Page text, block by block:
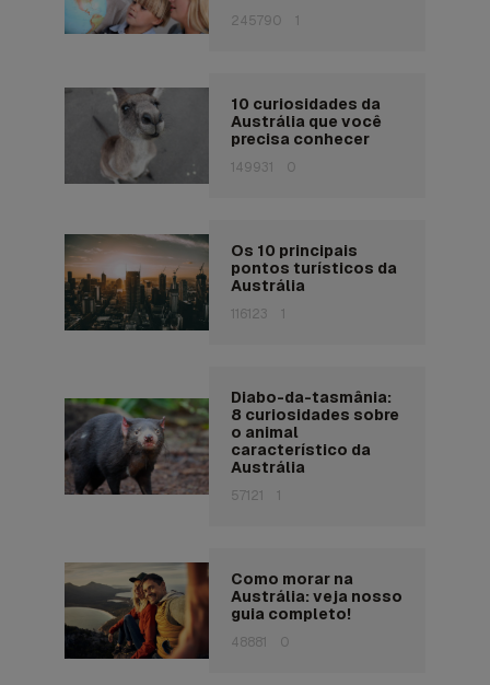
245790 1
10 curiosidades da
Austrália que você
precisa conhecer
149931 0
Os 10 principais
pontos turísticos da
Austrália
116123 1
Diabo-da-tasmânia:
8 curiosidades sobre
o animal
característico da
Austrália
57121 1
Como morar na
Austrália: veja nosso
guia completo!
48881 0